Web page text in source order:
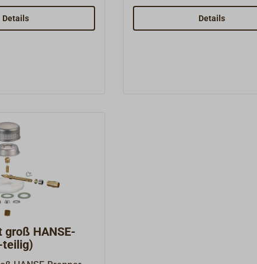
Details Details
groß HANSE-
teilig)